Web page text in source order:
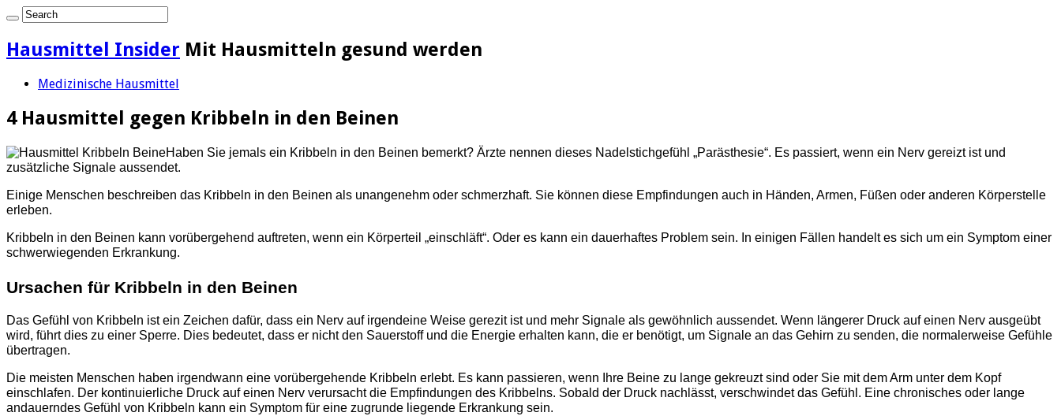
Hausmittel Insider Mit Hausmitteln gesund werden
Medizinische Hausmittel
4 Hausmittel gegen Kribbeln in den Beinen
Haben Sie jemals ein Kribbeln in den Beinen bemerkt? Ärzte nennen dieses Nadelstichgefühl „Parästhesie“. Es passiert, wenn ein Nerv gereizt ist und
zusätzliche Signale aussendet.
Einige Menschen beschreiben das Kribbeln in den Beinen als unangenehm oder schmerzhaft. Sie können diese Empfindungen auch in Händen, Armen, Füßen oder anderen Körperstelle
erleben.
Kribbeln in den Beinen kann vorübergehend auftreten, wenn ein Körperteil „einschläft“. Oder es kann ein dauerhaftes Problem sein. In einigen Fällen handelt es sich um ein Symptom einer
schwerwiegenden Erkrankung.
Ursachen für Kribbeln in den Beinen
Das Gefühl von Kribbeln ist ein Zeichen dafür, dass ein Nerv auf irgendeine Weise gerezit ist und mehr Signale als gewöhnlich aussendet. Wenn längerer Druck auf einen Nerv ausgeübt
wird, führt dies zu einer Sperre. Dies bedeutet, dass er nicht den Sauerstoff und die Energie erhalten kann, die er benötigt, um Signale an das Gehirn zu senden, die normalerweise Gefühle
übertragen.
Die meisten Menschen haben irgendwann eine vorübergehende Kribbeln erlebt. Es kann passieren, wenn Ihre Beine zu lange gekreuzt sind oder Sie mit dem Arm unter dem Kopf
einschlafen. Der kontinuierliche Druck auf einen Nerv verursacht die Empfindungen des Kribbelns. Sobald der Druck nachlässt, verschwindet das Gefühl. Eine chronisches oder lange
andauerndes Gefühl von Kribbeln kann ein Symptom für eine zugrunde liegende Erkrankung sein.